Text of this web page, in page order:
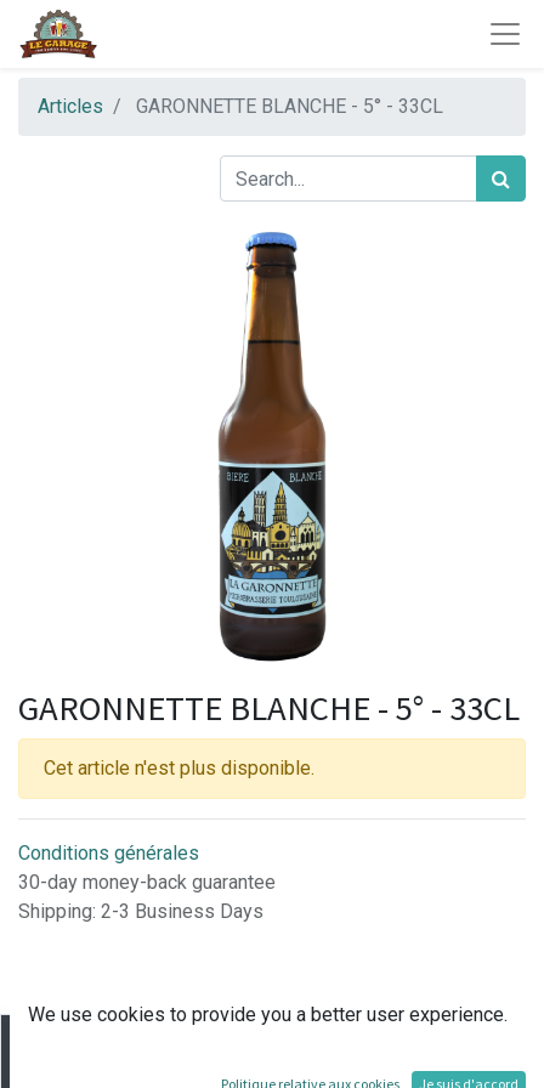
Articles GARONNETTE BLANCHE - 5° - 33CL
GARONNETTE BLANCHE - 5° - 33CL
Cet article n'est plus disponible.
Conditions générales
30-day money-back guarantee
Shipping: 2-3 Business Days
We use cookies to provide you a better user experience.
Politique relative aux cookies Je suis d'accord